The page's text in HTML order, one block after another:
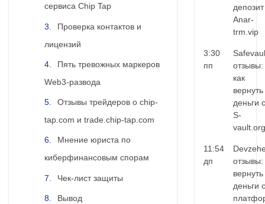
сервиса Chip Tap
Проверка контактов и
лицензий
Пять тревожных маркеров
Web3-развода
Отзывы трейдеров о chip-
tap.com и trade.chip-tap.com
Мнение юриста по
киберфинансовым спорам
Чек-лист защиты
Вывод
Anar-
trm.vip
3:30
пп
отзывы:
как
вернуть
деньги с
S-
vault.org
11:54
дп
отзывы:
вернуть
деньги с